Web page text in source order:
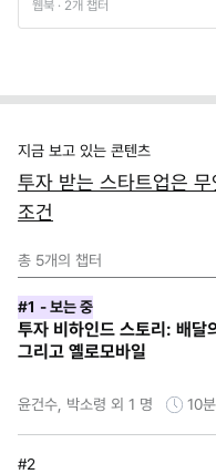
웹북 · 2개 챕터
지금 보고 있는 콘텐츠
투자 받는 스타트업은
조건
총 5개의 챕터
#1 - 보는 중
투자 비하인드 스토리: 배달
그리고 옐로모바일
윤건수, 박소령 외 1 명 10분
#2